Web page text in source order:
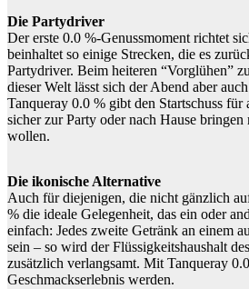
Die Partydriver
Der erste 0.0 %-Genussmoment richtet
beinhaltet so einige Strecken, die es
Partydriver. Beim heiteren “Vorglühen”
dieser Welt lässt sich der Abend aber
Tanqueray 0.0 % gibt den Startschuss
sicher zur Party oder nach Hause
wollen.
Die ikonische Alternative
Auch für diejenigen, die nicht gänzlich
% die ideale Gelegenheit, das ein oder
einfach: Jedes zweite Getränk an einem
sein – so wird der Flüssigkeitshaushalt
zusätzlich verlangsamt. Mit Tanqueray
Geschmackserlebnis werden.